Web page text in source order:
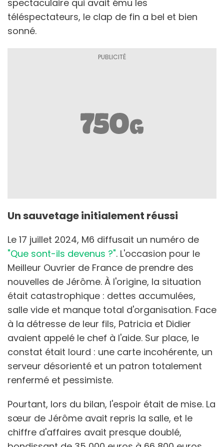
spectaculaire qui avait ému les
téléspectateurs, le clap de fin a bel et bien
sonné.
Un sauvetage initialement réussi
Le 17 juillet 2024, M6 diffusait un numéro de
"Que sont-ils devenus ?". L'occasion pour le
Meilleur Ouvrier de France de prendre des
nouvelles de Jérôme. À l'origine, la situation
était catastrophique : dettes accumulées,
salle vide et manque total d'organisation. Face
à la détresse de leur fils, Patricia et Didier
avaient appelé le chef à l'aide. Sur place, le
constat était lourd : une carte incohérente, un
serveur désorienté et un patron totalement
renfermé et pessimiste.
Pourtant, lors du bilan, l'espoir était de mise. La
sœur de Jérôme avait repris la salle, et le
chiffre d'affaires avait presque doublé,